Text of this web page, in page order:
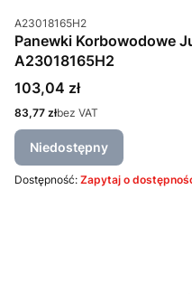
Kod produktu
A23018165H2
Panewki Korbowodowe
A23018165H2
Cena
103,04 zł
Cena
83,77 złbez VAT
Niedostępny
Dostępność: Zapytaj o